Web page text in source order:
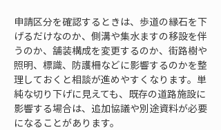
申請区分を確認するときは、歩道の縁石を下
げるだけなのか、側溝や集水ますの移設を伴
うのか、舗装構成を変更するのか、街路樹や
照明、標識、防護柵などに影響するのかを整
理しておくと相談が進めやすくなります。単
純な切り下げに見えても、既存の道路施設に
影響する場合は、追加協議や別途資料が必要
になることがあります。